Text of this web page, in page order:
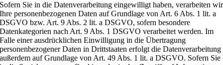
Sofern Sie in die Datenverarbeitung eingewilligt haben, verarbeiten wir
Ihre personenbezogenen Daten auf Grundlage von Art. 6 Abs. 1 lit. a
DSGVO bzw. Art. 9 Abs. 2 lit. a DSGVO, sofern besondere
Datenkategorien nach Art. 9 Abs. 1 DSGVO verarbeitet werden. Im
Falle einer ausdrücklichen Einwilligung in die Übertragung
personenbezogener Daten in Drittstaaten erfolgt die Datenverarbeitung
außerdem auf Grundlage von Art. 49 Abs. 1 lit. a DSGVO. Sofern Sie